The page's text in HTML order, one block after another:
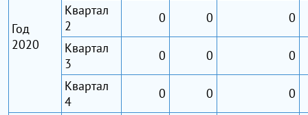
Год
2020
Квартал
2
0 0
0
Квартал
3
0 0
0
Квартал
4
0 0 0